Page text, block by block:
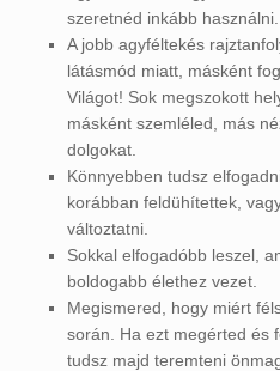
szeretnéd inkább használni.
A jobb agyféltekés
látásmód miatt, másként
Világot! Sok megszokott
másként szemléled, más
dolgokat.
Könnyebben tudsz
korábban feldühítettek,
változtatni.
Sokkal elfogadóbb leszel,
boldogabb élethez vezet.
Megismered, hogy miért
során. Ha ezt megérted és
tudsz majd teremteni